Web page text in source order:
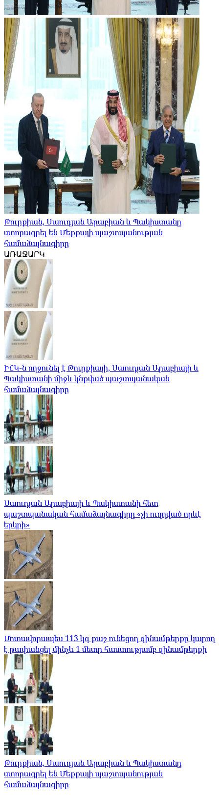
Թուրքիան, Սաուդյան Արաբիան և Պակիստանը
ստորագրել են Մեքքայի պաշտպանության
համաձայնագիրը
ԱՌԱՋԱՐԿ
ԻՀԿ-ն ողջունել է Թուրքիայի, Սաուդյան Արաբիայի և
Պակիստանի միջև կնքված պաշտպանական
համաձայնագիրը
Սաուդյան Արաբիայի և Պակիստանի հետ
պաշտպանական համաձայնագիրը «չի ուղղված որևէ
երկրի»
Մոտավորապես 113 կգ քաշ ունեցող զինամթերքը կարող
է թափանցել մինչև 1 մետր հաստությամբ զինամթերքի
Թուրքիան, Սաուդյան Արաբիան և Պակիստանը
ստորագրել են Մեքքայի պաշտպանության
համաձայնագիրը